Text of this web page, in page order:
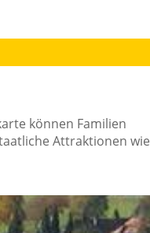
können Familien
Attraktionen wie